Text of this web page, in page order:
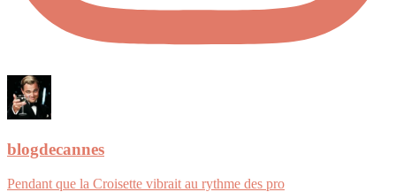
blogdecannes
Pendant que la Croisette vibrait au rythme des pro